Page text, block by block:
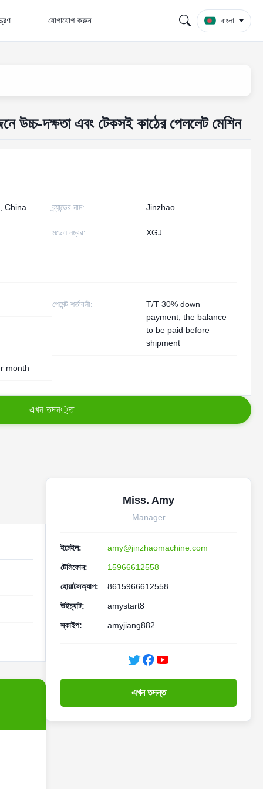
যোগাযোগ করুন বাংলা
উচ্চ-দক্ষতা এবং টেকসই কাঠের পেললেট মেশিন
China ব্র্যান্ডের নাম: Jinzhao
মডেল নম্বর: XGJ
পেমেন্ট শর্তাবলী:
T/T 30% down
payment, the balance
to be paid before
shipment
month
এখন তদন্ত
Miss. Amy
Manager
ইমেইল: amy@jinzhaomachine.com
টেলিফোন: 15966612558
হোয়াটসঅ্যাপ: 8615966612558
উইচ্যাট: amystart8
স্কাইপ: amyjiang882
এখন তদন্ত